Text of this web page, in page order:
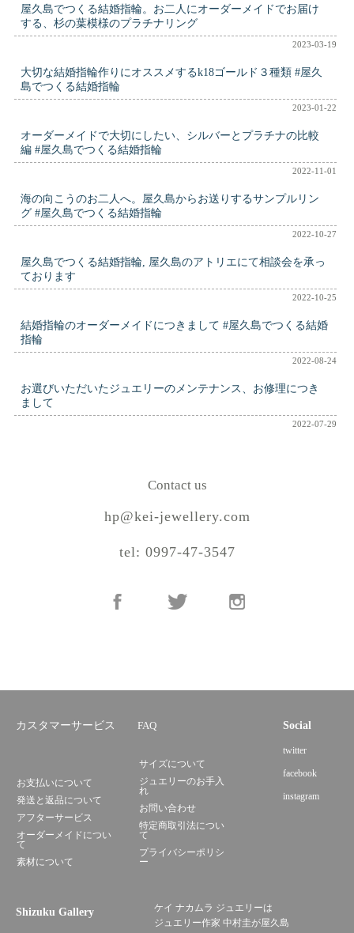
屋久島でつくる結婚指輪。お二人にオーダーメイドでお届け
する、杉の葉模様のプラチナリング
2023-03-19
大切な結婚指輪作りにオススメするk18ゴールド３種類 #屋久
島でつくる結婚指輪
2023-01-22
オーダーメイドで大切にしたい、シルバーとプラチナの比較
編 #屋久島でつくる結婚指輪
2022-11-01
海の向こうのお二人へ。屋久島からお送りするサンプルリン
グ #屋久島でつくる結婚指輪
2022-10-27
屋久島でつくる結婚指輪, 屋久島のアトリエにて相談会を承っ
ております
2022-10-25
結婚指輪のオーダーメイドにつきまして #屋久島でつくる結婚
指輪
2022-08-24
お選びいただいたジュエリーのメンテナンス、お修理につき
まして
2022-07-29
Contact us
hp@kei-jewellery.com
tel: 0997-47-3547
カスタマーサービス FAQ
お支払いについて
発送と返品について
アフターサービス
オーダーメイドについ
て
素材について
サイズについて
ジュエリーのお手入
れ
お問い合わせ
特定商取引法につい
て
プライバシーポリシ
ー
Social
twitter
facebook
instagram
Shizuku Gallery
ケイ ナカムラ ジュエリーは
ジュエリー作家 中村圭が屋久島